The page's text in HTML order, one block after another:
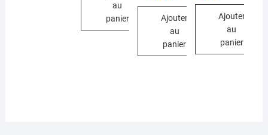
au
panier
Ajouter
au
panier
était :
11,95€.
est :
9,99€.
Ajouter
au
panier